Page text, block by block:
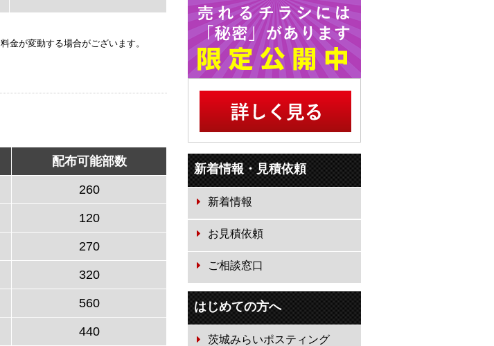
金が変動する場合がございます。
配布可能部数
260
120
270
320
560
440
新着情報・見積依頼
新着情報
お見積依頼
ご相談窓口
はじめての方へ
茨城みらいポスティング